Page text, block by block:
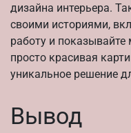
дизайна интерьера.
своими историями,
работу и
просто красивая
уникальное решение
Вывод